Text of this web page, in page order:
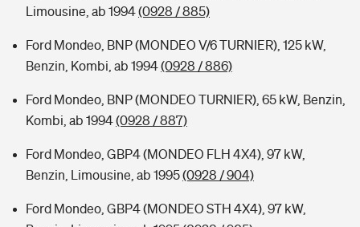
Limousine, ab 1994(0928 / 885)
Ford Mondeo, BNP (MONDEO V/6 TURNIER), 125 kW,
Benzin, Kombi, ab 1994(0928 / 886)
Ford Mondeo, BNP (MONDEO TURNIER), 65 kW, Benzin,
Kombi, ab 1994(0928 / 887)
Ford Mondeo, GBP4 (MONDEO FLH 4X4), 97 kW,
Benzin, Limousine, ab 1995(0928 / 904)
Ford Mondeo, GBP4 (MONDEO STH 4X4), 97 kW,